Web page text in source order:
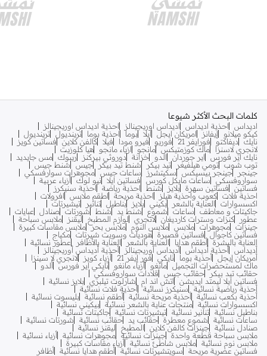
كلمات البحث الأكثر شيوعا
اديداس احذية اديداس اديداس اوريجينالز
احذية اديداس اوريجينالز
كيكو ميلانو
إيفانز امريكان ايجل ايلا بوما احذية بوما ترينديول ترينديول
نايك ديفاكتو فورايفر 21 فوريو فيرو مودا فيلا كالفن كلاين فساتين كويز
لانجري لاسنزا
ماك كوزمتيكس مانجو ازياء مانجو
هيا كلوزيت
نايك اير فورس
اير جوردان الدو خزانة دوروثي بيركنز ريبوك مس جايديد
توب شوب تومي هيلفيغر تيد بيكر شنط تيد بيكر جيس
شنط جيس
جينجر
جينجر بيسيكس سكيتشرز ساعات جيس مجوهرات سوارفسكي
سواروفسكي
ساعات مايكل كورس فساتين ايلا نيو لوك أزياء عربية
فساتين
فساتين سهرة بلايز شنط احذية رياضة
احذية سنيكرز
احذية فلات كعوب واحذية هيلز احذية مريحة اطقم ملابس
افرولات
اكسسوارات
العناية بالشعر بكيني بلايز بناطيل تنانير
تيشيرتات
جاكيتات و معاطف
ساعات شموع شنط يد شنط شورتات صنادل
عبايات
عطور
كنزات وسترات كارديغان لانجري لوازم المطبخ ليقنز
ملابس سباحة
جينزات مجوهرات ملابس ملابس النوم ملابس بحر ملابس مقاسات كبيرة
فساتين كاجوال
فساتين قصيرة هوديات وسويت شيرتات مكياج
العناية بالبشرة أطقم هدايا العناية بالشعر العناية بالأظافر
عطور نسائية
أديداس أحذية أديداس أديداس أوريجينالز
أحذية أديداس أوريجينالز
أمريكان إيجل أحذية بوما نايكي فور إيفر 21 أزياء كويز
لانجري لا سينزا
ماك لمستحضرات التجميل مانغو أزياء مانغو نايكي اير فورس ألدو
حقائب تيد بيكر
حقائب جيس
قلادات سواروفسكي
فساتين ايلا ليمتد ايديشن
اتش اند ام شارلوت تيلبري بلايز نسائية
أحذية رياضية نسائية
سنيكرز نسائية أحذية فلات نسائية
أحذية بكعب نسائية أحذية مريحة نسائية أطقم نسائية بليسوت نسائية
اكسسوارات نسائية منتجات عناية بالشعر نسائية بيكيني نسائية
بناطيل نسائية تنانير نسائية تيشيرتات نسائية جاكيتات نسائية
ساعات نسائية
شموع معطرة حقائب يد حقائب نسائية
شورتات نسائية
صنادل نسائية جينزات كالفن كلاين المطبخ
ليقنز نسائية
ملابس سباحة قطعة واحدة جينزات نسائية مجوهرات نسائية أزياء نسائية
ملابس نوم نسائية ملابس شاطئ نسائية أزياء مقاسات كبيرة
فساتين عصرية مريحة
سويتشيرتات نسائية أطقم هدايا نسائية أظافر